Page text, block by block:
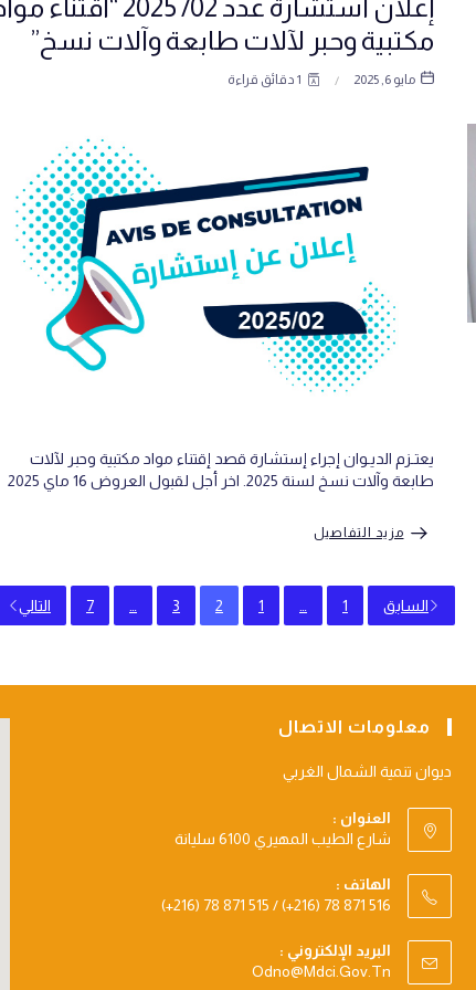
إعلان استشارة عدد 02/ 2025 “اقتناء
مكتبية وحبر لآلات طابعة وآلات نسخ”
مايو 6, 2025 1 دقائق قراءة
يعتـزم الديـوان إجراء إستشارة قصد إقتناء مواد مكتبية وحبر لآلات
طابعة وآلات نسخ لسنة 2025. اخر أجل لقبول العروض 16 ماي 2025
مزيد التفاصيل
السابق 1
1
2
3
7 التالي
معلومات الاتصال
ديوان تنمية الشمال الغربي
العنوان :
شارع الطيب المهيري 6100 سليانة
الهاتف :
(+216) 78 871 515 / (+216) 78 871 516
البريد الإلكتروني :
Odno@mdci.gov.tn
Opens